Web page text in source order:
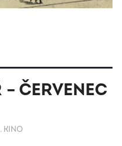
ČERVENEC
. KINO